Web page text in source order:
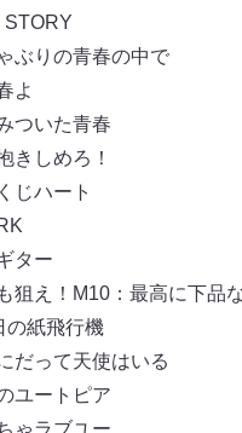
STORY
ぶりの青春の中で
よ
ついた青春
きしめろ！
じハート
ター
狙え！M10：最高に下品
の紙飛行機
だって天使はいる
ユートピア
ゃラブユー